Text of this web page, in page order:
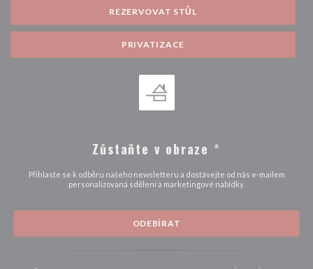
REZERVOVAT STŮL
PRIVATIZACE
Zůstaňte v obraze *
Přihlaste se k odběru našeho newsletteru a dostávejte od nás e-mailem
personalizovaná sdělení a marketingové nabídky.
ODEBÍRAT